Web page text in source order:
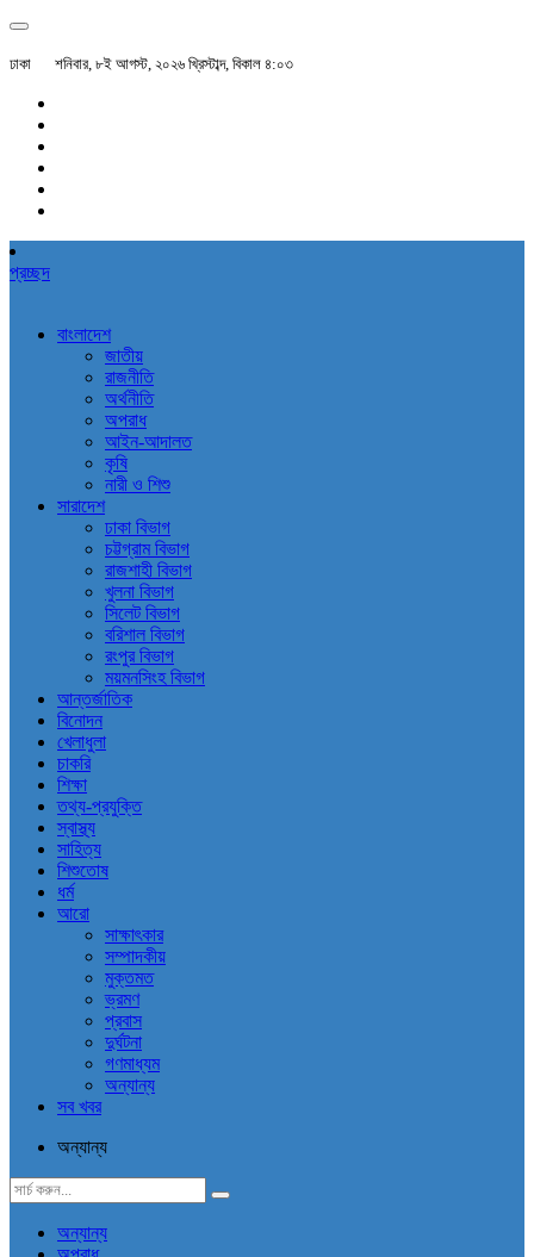
ঢাকা শনিবার, ৮ই আগস্ট, ২০২৬ খ্রিস্টাব্দ, বিকাল ৪:০৩
প্রচ্ছদ
বাংলাদেশ
জাতীয়
রাজনীতি
অর্থনীতি
অপরাধ
আইন-আদালত
কৃষি
নারী ও শিশু
সারাদেশ
ঢাকা বিভাগ
চট্টগ্রাম বিভাগ
রাজশাহী বিভাগ
খুলনা বিভাগ
সিলেট বিভাগ
বরিশাল বিভাগ
রংপুর বিভাগ
ময়মনসিংহ বিভাগ
আন্তর্জাতিক
বিনোদন
খেলাধুলা
চাকরি
শিক্ষা
তথ্য-প্রযুক্তি
স্বাস্থ্য
সাহিত্য
শিশুতোষ
ধর্ম
আরো
সাক্ষাৎকার
সম্পাদকীয়
মুক্তমত
ভ্রমণ
প্রবাস
দুর্ঘটনা
গণমাধ্যম
অন্যান্য
সব খবর
অন্যান্য
অন্যান্য